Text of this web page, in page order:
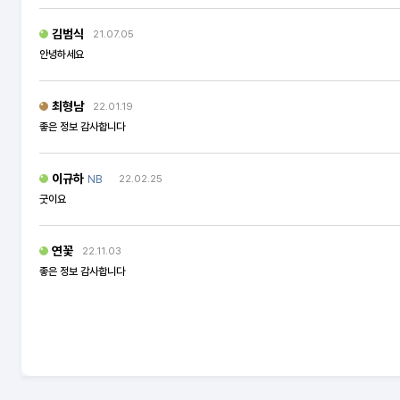
김범식
21.07.05
안녕하세요
최형남
22.01.19
좋은 정보 감사합니다
이규하 NB
22.02.25
굿이요
연꽃
22.11.03
좋은 정보 감사합니다